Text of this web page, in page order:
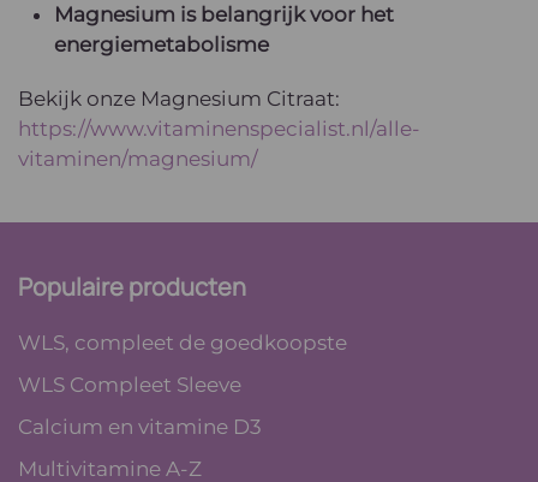
Magnesium is belangrijk voor het
energiemetabolisme
Bekijk onze Magnesium Citraat:
https://www.vitaminenspecialist.nl/alle-
vitaminen/magnesium/
Populaire producten
WLS, compleet de goedkoopste
WLS Compleet Sleeve
Calcium en vitamine D3
Multivitamine A-Z